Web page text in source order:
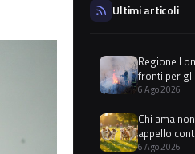
Ultimi articoli
Regione
fronti per
6 Ago 2026
Chi ama
appello
6 Ago 2026